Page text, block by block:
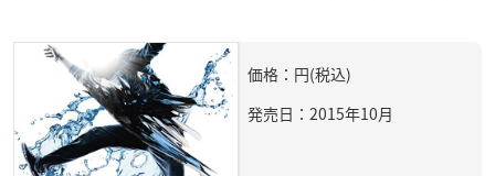
価格：円(税込)
発売日：2015年10月